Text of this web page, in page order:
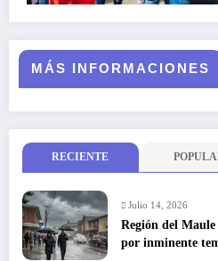
MÁS INFORMACIONES
RECIENTE
Julio 14, 2026
Región del
por inminente